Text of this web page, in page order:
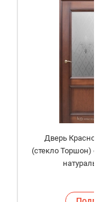
Дверь
(стекло Торшон)